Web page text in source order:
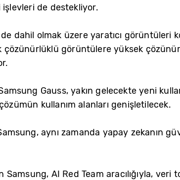
işlevleri de destekliyor.
dahil olmak üzere yaratıcı görüntüleri
çözünürlüklü görüntülere yüksek
Gauss, yakın gelecekte yeni
kullanım alanları genişletilecek.
aynı zamanda yapay zekanın
AI Red Team aracılığıyla, veri